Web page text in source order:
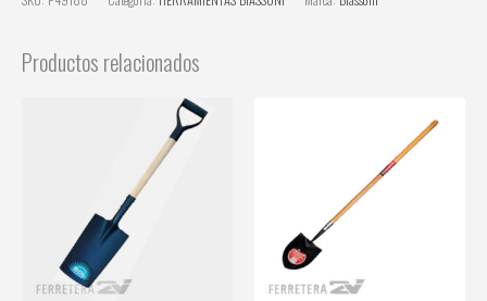
Productos relacionados